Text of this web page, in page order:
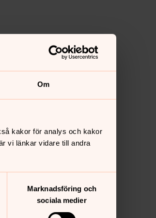
Om
kakor för analys och kakor
vi länkar vidare till andra
Marknadsföring och
sociala medier